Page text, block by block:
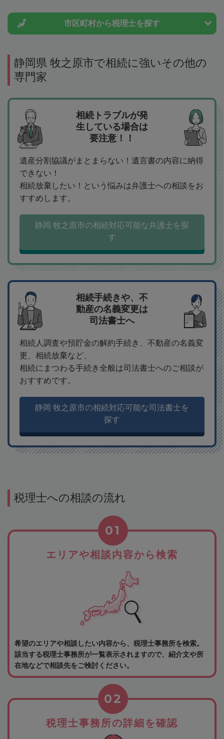
市区町村から税理士を探す
静岡県 牧之原市で相続に強いその他の
専門家
相続トラブルが発
生している場合は
要注意！！
遺産分割協議がまとまらない！遺言書の内容に納得
できない！
相続放棄したい！という悩みは弁護士への相談をお
すすめします。
静岡 牧之原市の相続対応可能な弁護士を探
す
相続手続きや、不
動産の名義変更は
司法書士へ
相続人調査や預貯金の解約手続き、不動産の名義変
更、相続放棄など、
相続にまつわる手続き全般は司法書士へのご相談が
おすすめです。
静岡 牧之原市の相続対応可能な司法書士を
探す
税理士への相談の流れ
エリアや相談内容から検索
01
希望のエリアや相談したい内容から、税理士事務所を検索。
該当する税理士事務所が一覧表示されますので、紹介文や所
在地などで相談先をご検討ください。
税理士事務所の詳細を確認
02